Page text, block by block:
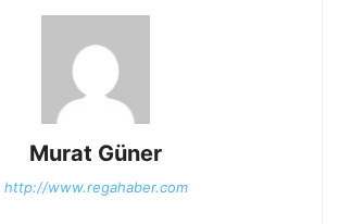
Murat Güner
http://www.regahaber.com